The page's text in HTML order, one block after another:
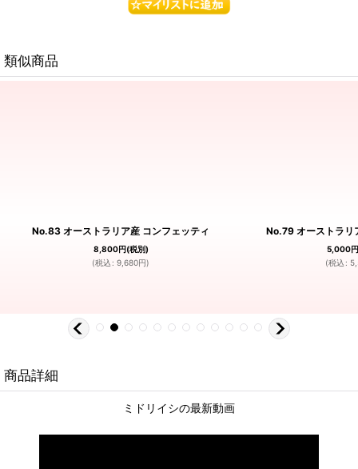
類似商品
No.83 オーストラリア産 コンフェッティ
8,800円(税別)
(税込 : 9,680円)
No.79 オーストラリ
5,000円
(税込 :
商品詳細
ミドリイシの最新動画